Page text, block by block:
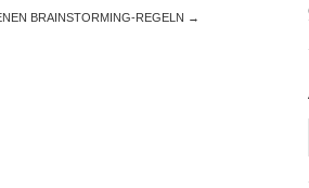
BRAINSTORMING-REGELN →